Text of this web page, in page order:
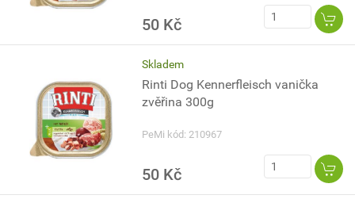
50 Kč
Skladem
Rinti Dog Kennerfleisch vanička
zvěřina 300g
PeMi kód: 210967
50 Kč